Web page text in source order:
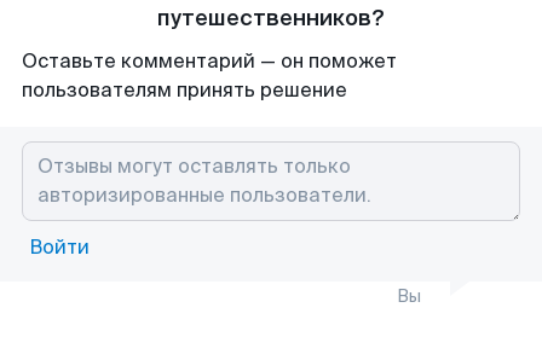
путешественников?
Оставьте комментарий — он поможет
пользователям принять решение
Войти
Вы